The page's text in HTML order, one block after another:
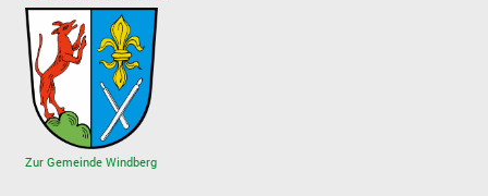
Zur Gemeinde Windberg